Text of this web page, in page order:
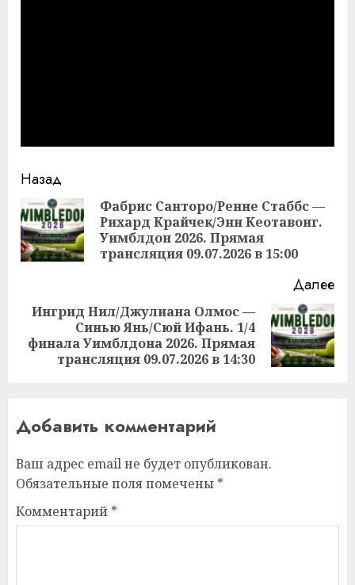
Продолжить
чтение
Назад
Фабрис Санторо/Ренне Стаббс —
Рихард Крайчек/Энн Кеотавонг.
Уимблдон 2026. Прямая
трансляция 09.07.2026 в 15:00
Далее
Следующая
запись:
Ингрид Нил/Джулиана Олмос —
Синью Янь/Сюй Ифань. 1/4
финала Уимблдона 2026. Прямая
трансляция 09.07.2026 в 14:30
Добавить комментарий
Ваш адрес email не будет опубликован.
Обязательные поля помечены *
Комментарий *